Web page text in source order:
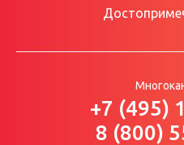
+7 (495)
8 (800)